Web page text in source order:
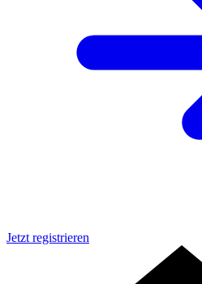
Jetzt registrieren